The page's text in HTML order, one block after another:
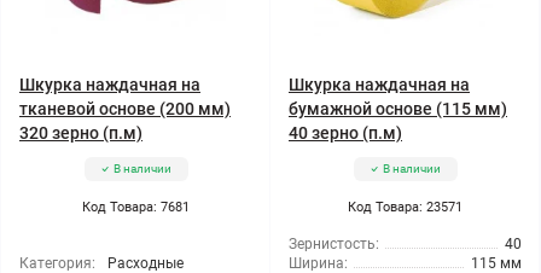
Шкурка наждачная на
тканевой основе (200 мм)
320 зерно (п.м)
В наличии
Код Товара: 7681
Категория:
Расходные
Шкурка наждачная на
бумажной основе (115 мм)
40 зерно (п.м)
В наличии
Код Товара: 23571
Зернистость:
40
Ширина:
115 мм